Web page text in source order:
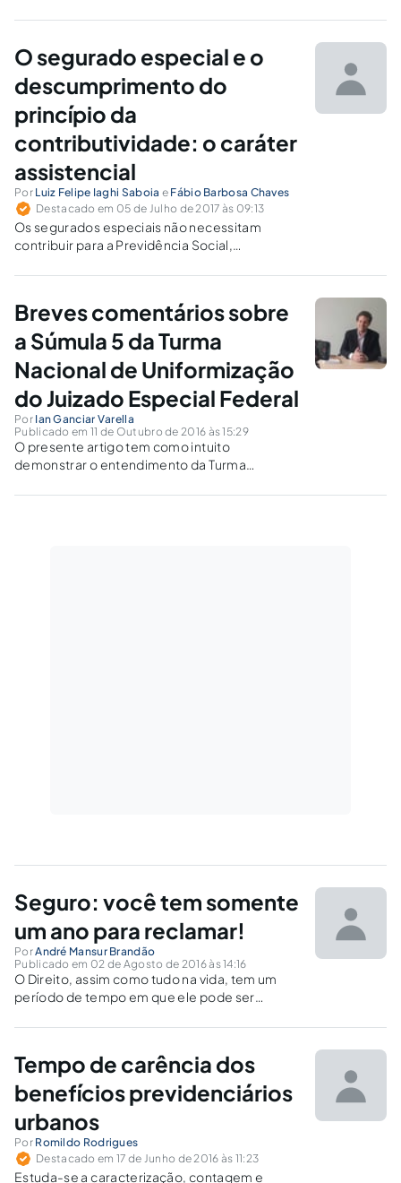
739/2016 e 767/2017 e na Lei nº 13.457/2017.
O segurado especial e o
descumprimento do
princípio da
contributividade: o caráter
assistencial
Por Luiz Felipe Iaghi Saboia e Fábio Barbosa Chaves
Destacado em 05 de Julho de 2017 às 09:13
Os segurados especiais não necessitam
contribuir para a Previdência Social,
rural. Temos que a concessão de benefícios
prestação de natureza assistencial.
Breves comentários sobre
a Súmula 5 da Turma
Nacional de Uniformização
do Juizado Especial Federal
Por Ian Ganciar Varella
Publicado em 11 de Outubro de 2016 às 15:29
O presente artigo tem como intuito
demonstrar o entendimento da Turma
Federal sobre o trabalho rural anterior ao ano
Seguro: você tem somente
um ano para reclamar!
PorAndré Mansur Brandão
Publicado em 02 de Agosto de 2016 às 14:16
O Direito, assim como tudo na vida, tem um
período de tempo em que ele pode ser
não mais pode exercer esse direito. Isso se
vamos analisar neste artigo.
Tempo de carência dos
benefícios previdenciários
urbanos
Por Romildo Rodrigues
Destacado em 17 de Junho de 2016 às 11:23
Estuda-se a caracterização, contagem e